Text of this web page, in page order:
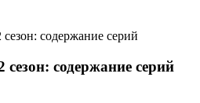
содержание серий
содержание серий